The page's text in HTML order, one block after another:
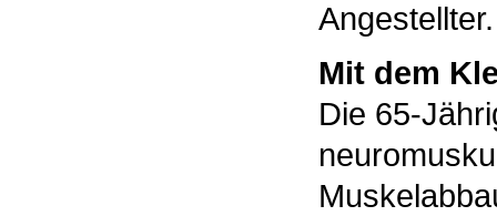
Angestellter.
Mit dem
Die 65-